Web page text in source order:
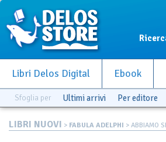
Libri Delos Digital Ebook
Sfoglia per Ultimi arrivi Per editore
LIBRI NUOVI > FABULA ADELPHI > ABBIAMO